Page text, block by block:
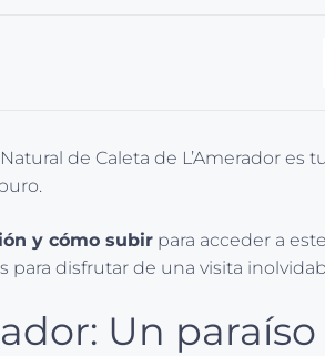
de Caleta de L’Amerador
y cómo subir para acceder a
para disfrutar de una visita
Un